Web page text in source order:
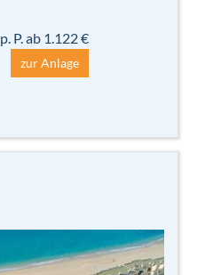
p. P. ab 1.122 €
zur Anlage